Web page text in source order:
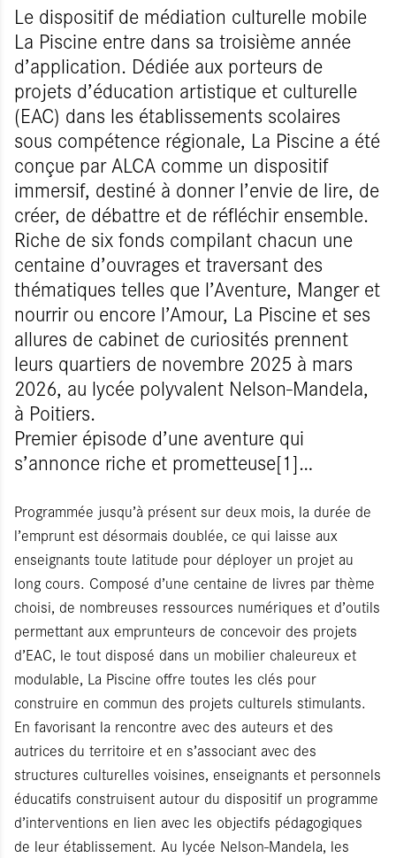
Le dispositif de médiation culturelle mobile
La Piscine entre dans sa troisième année
d’application. Dédiée aux porteurs de
projets d’éducation artistique et culturelle
(EAC) dans les établissements scolaires
sous compétence régionale, La Piscine a été
conçue par ALCA comme un dispositif
immersif, destiné à donner l’envie de lire, de
créer, de débattre et de réfléchir ensemble.
Riche de six fonds compilant chacun une
centaine d’ouvrages et traversant des
thématiques telles que l’Aventure, Manger et
nourrir ou encore l’Amour, La Piscine et ses
allures de cabinet de curiosités prennent
leurs quartiers de novembre 2025 à mars
2026, au lycée polyvalent Nelson-Mandela,
à Poitiers.
Premier épisode d’une aventure qui
s’annonce riche et prometteuse[1]…
Programmée jusqu’à présent sur deux mois, la durée de
l’emprunt est désormais doublée, ce qui laisse aux
enseignants toute latitude pour déployer un projet au
long cours. Composé d’une centaine de livres par thème
choisi, de nombreuses ressources numériques et d’outils
permettant aux emprunteurs de concevoir des projets
d’EAC, le tout disposé dans un mobilier chaleureux et
modulable, La Piscine offre toutes les clés pour
construire en commun des projets culturels stimulants.
En favorisant la rencontre avec des auteurs et des
autrices du territoire et en s’associant avec des
structures culturelles voisines, enseignants et personnels
éducatifs construisent autour du dispositif un programme
d’interventions en lien avec les objectifs pédagogiques
de leur établissement. Au lycée Nelson-Mandela, les